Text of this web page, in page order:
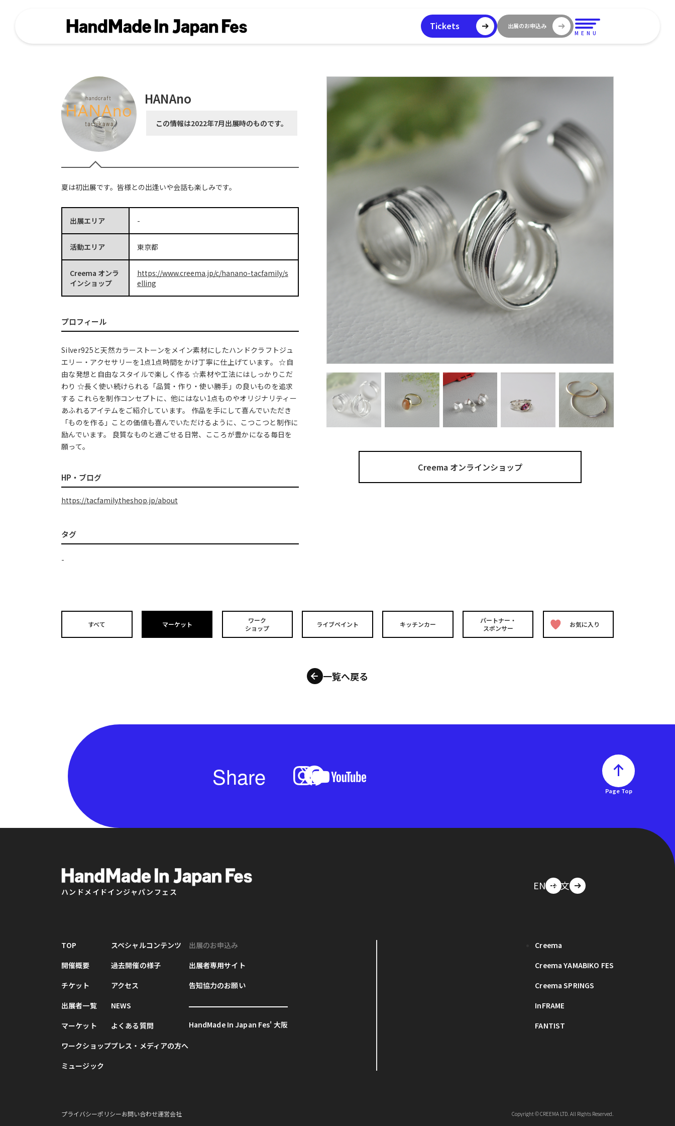
Tickets 出展のお申込み
MENU
HANAno
この情報は2022年7月出展時のものです。
夏は初出展です。皆様との出逢いや会話も楽しみです。
出展エリア -
活動エリア 東京都
Creema オンラ
インショップ
https://www.creema.jp/c/hanano-tacfamily/s
elling
プロフィール
Silver925と天然カラーストーンをメイン素材にしたハンドクラフトジュ
エリー・アクセサリーを1点1点時間をかけ丁寧に仕上げています。 ☆自
由な発想と自由なスタイルで楽しく作る ☆素材や工法にはしっかりこだ
わり ☆長く使い続けられる「品質・作り・使い勝手」の良いものを追求
する これらを制作コンセプトに、他にはない1点ものやオリジナリティー
あふれるアイテムをご紹介しています。 作品を手にして喜んでいただき
「ものを作る」ことの価値も喜んでいただけるように、こつこつと制作に
励んでいます。 良質なものと過ごせる日常、こころが豊かになる毎日を
願って。
HP・ブログ
https://tacfamily.theshop.jp/about
タグ
-
Creema オンラインショップ
すべて マーケット
ワーク
ショップ
ライブペイント キッチンカー
パートナー・
スポンサー
お気に入り
一覧へ戻る
Share
Page Top
ハンドメイドインジャパンフェス
EN 中文
TOP
開催概要
チケット
出展者一覧
マーケット
ワークショップ
ミュージック
スペシャルコンテンツ
過去開催の様子
アクセス
NEWS
よくある質問
プレス・メディアの方へ
出展のお申込み
出展者専用サイト
告知協力のお願い
HandMade In Japan Fes' 大阪
Creema
Creema YAMABIKO FES
Creema SPRINGS
InFRAME
FANTIST
プライバシーポリシーお問い合わせ運営会社 Copyright © CREEMA LTD. All Rights Reserved.